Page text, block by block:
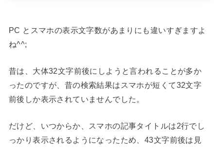
PC とスマホの表示文字数があまりにも違いすぎますよ
ね^^;
昔は、大体32文字前後にしようと言われることが多か
ったのですが、昔の検索結果はスマホが短くて32文字
前後しか表示されていませんでした。
だけど、いつからか、スマホの記事タイトルは2行でし
っかり表示されるようになったため、43文字前後は見